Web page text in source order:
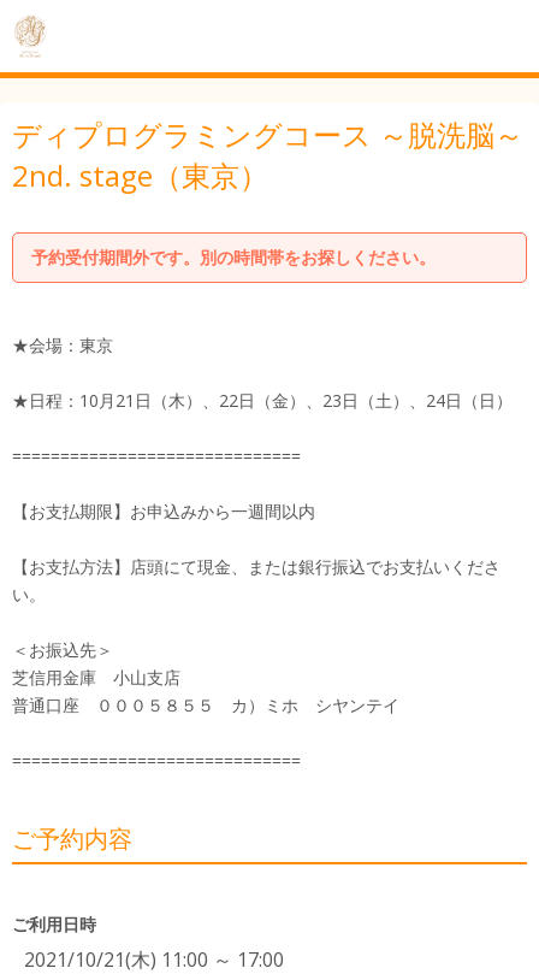
ディプログラミングコース ～脱洗脳～
2nd. stage（東京）
予約受付期間外です。別の時間帯をお探しください。
★会場：東京
★日程：10月21日（木）、22日（金）、23日（土）、24日（日）
==============================
【お支払期限】お申込みから一週間以内
【お支払方法】店頭にて現金、または銀行振込でお支払いくださ
い。
＜お振込先＞
芝信用金庫 小山支店
普通口座 ０００５８５５ カ）ミホ シヤンテイ
==============================
ご予約内容
ご利用日時
2021/10/21(木) 11:00 ～ 17:00